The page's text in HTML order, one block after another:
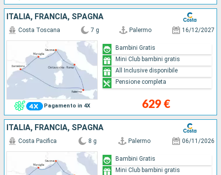
ITALIA, FRANCIA, SPAGNA
Pagamento in 4X
Costa Toscana 7 g Palermo 16/12/2027
629 €
Bambini Gratis
Mini Club bambini gratis
All Inclusive disponibile
Pensione completa
ITALIA, FRANCIA, SPAGNA
Costa Pacifica 8 g Palermo 06/11/2026
Bambini Gratis
Mini Club bambini gratis